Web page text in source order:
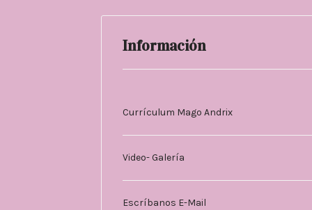
Información
Currículum Mago Andrix
Video- Galería
Escríbanos E-Mail